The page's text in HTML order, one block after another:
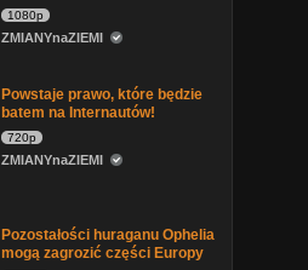
1080p
ZMIANYnaZIEMI
Powstaje prawo, które będzie
batem na Internautów!
720p
ZMIANYnaZIEMI
Pozostałości huraganu Ophelia
mogą zagrozić części Europy